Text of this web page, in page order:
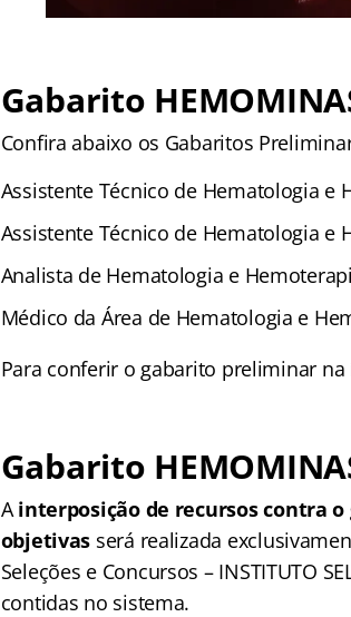
Gabarito
Confira abaixo os Gabaritos
Assistente Técnico de Hematologia e
Assistente Técnico de Hematologia e
Analista de Hematologia e
Médico da Área de Hematologia e
Para conferir o gabarito preliminar na
Gabarito
Ainterposição de recursos contra
objetivas será realizada
Seleções e Concursos – INSTITUTO
contidas no sistema.